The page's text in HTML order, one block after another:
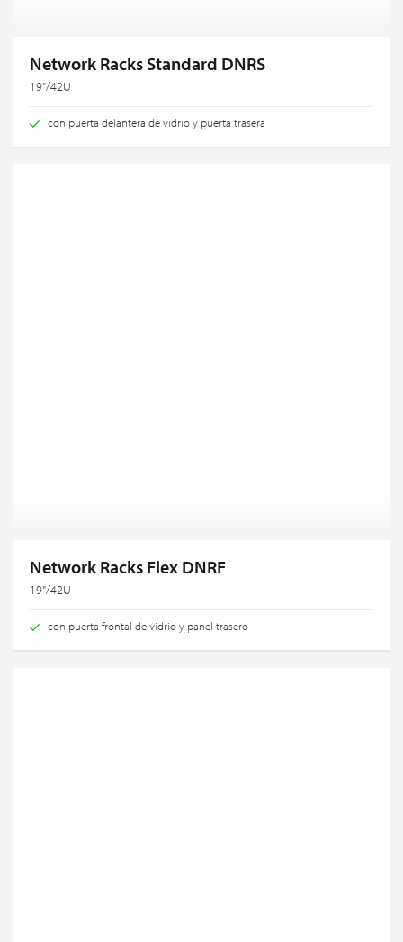
Network Racks Standard DNRS
19"/42U
con puerta delantera de vidrio y puerta trasera
Network Racks Flex DNRF
19"/42U
con puerta frontal de vidrio y panel trasero